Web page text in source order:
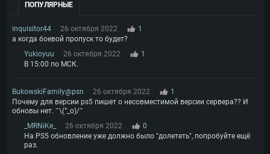
ПОПУЛЯРНЫЕ
inquisitor44 26 октября 2022
1
а когда боевой пропуск то будет?
Yukioyuu
26 октября 2022
1
В 15:00 по МСК.
BukowskiFamily@psn 26 октября 2022
1
Почему для версии ps5 пишет о несовместимой версии сервера?? И
обновы нет. ¯⁠\⁠(⁠°⁠_⁠o⁠)⁠/⁠¯
_MRNiKe_
26 октября 2022
0
На PS5 обновление уже должно было "долететь", попробуйте ещё
раз.